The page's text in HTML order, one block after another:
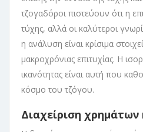
τζογαδόροι πιστεύουν ότι η
τύχης, αλλά οι καλύτεροι
η ανάλυση είναι κρίσιμα
μακροχρόνιας επιτυχίας. Η
ικανότητας είναι αυτή που
κόσμο του τζόγου.
Διαχείριση χρημάτων